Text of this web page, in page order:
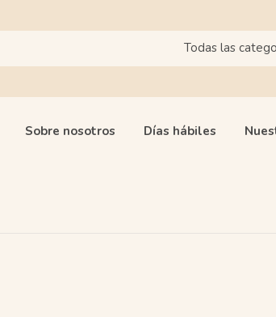
Todas las
Sobre nosotros Días hábiles